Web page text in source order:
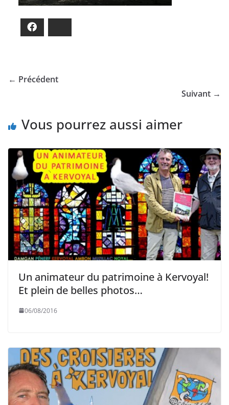
← Précédent
Suivant →
Vous pourrez aussi aimer
Un animateur du patrimoine à Kervoyal!
Et plein de belles photos…
06/08/2016